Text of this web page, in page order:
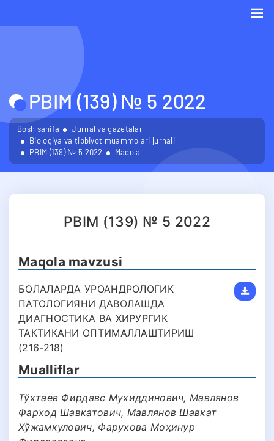
PBIM (139) № 5 2022
Bosh sahifa
Jurnal va gazetalar
Biologiya va tibbiyot muammolari jurnali
PBIM (139) № 5 2022
Maqola
PBIM (139) № 5 2022
Maqola mavzusi
БОЛАЛАРДА УРОАНДРОЛОГИК
ПАТОЛОГИЯНИ ДАВОЛАШДА
ДИАГНОСТИКА ВА ХИРУРГИК
ТАКТИКАНИ ОПТИМАЛЛАШТИРИШ
(216-218)
Mualliflar
Тўхтаев Фирдавс Мухиддинович, Мавлянов
Фарход Шавкатович, Мавлянов Шавкат
Хўжамкулович, Фарухова Моҳинур